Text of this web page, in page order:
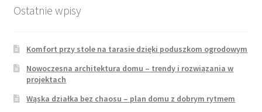
Ostatnie wpisy
Komfort przy stole na tarasie dzięki poduszkom ogrodowym
Nowoczesna architektura domu – trendy i rozwiązania w
projektach
Wąska działka bez chaosu – plan domu z dobrym rytmem